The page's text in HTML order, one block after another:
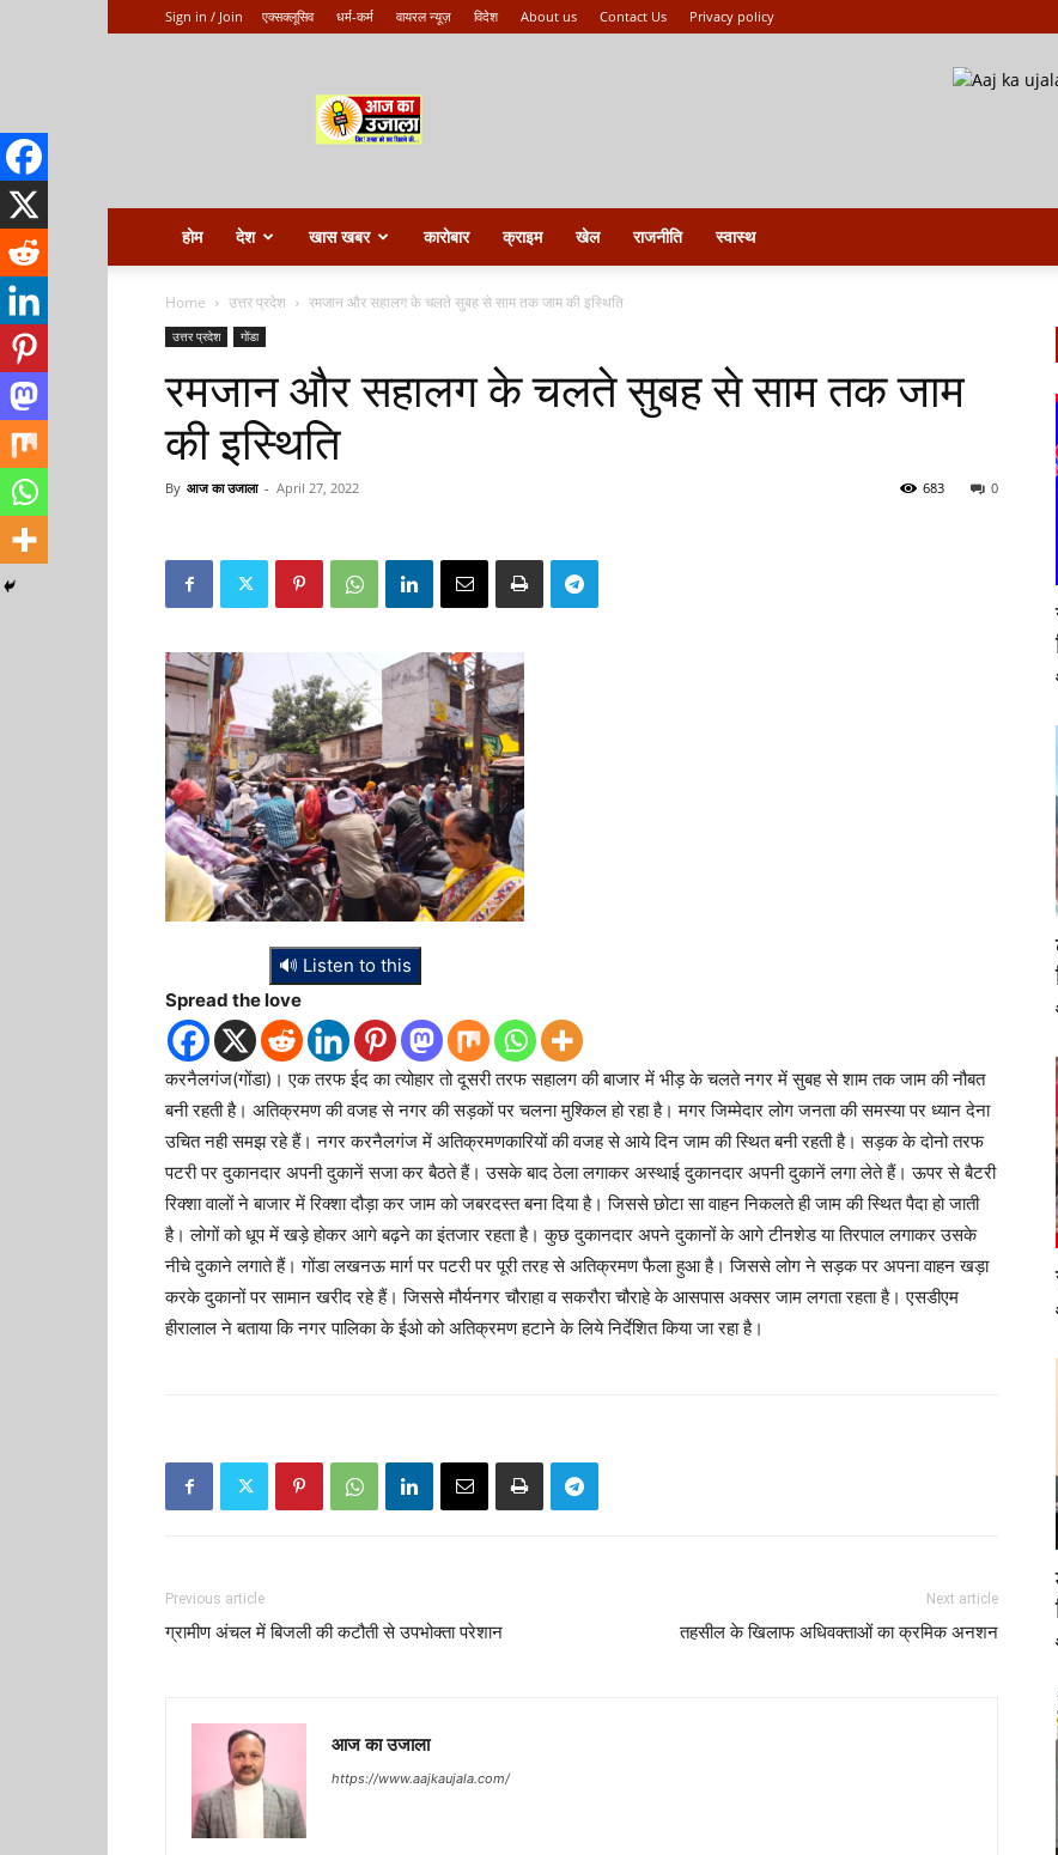
Sign in / Join एक्सक्लूसिव धर्म-कर्म वायरल न्यूज़ विदेश About us Contact Us Privacy policy
ka
ujala
होम देश खास खबर कारोबार क्राइम खेल राजनीति स्वास्थ
Home उत्तर प्रदेश रमजान और सहालग के चलते सुबह से साम तक जाम की इस्थिति
उत्तर प्रदेश गोंडा
रमजान और सहालग के चलते सुबह से साम तक जाम
की इस्थिति
By आज का उजाला - April 27, 2022 0
683
🔊 Listen to this
Spread the love
करनैलगंज(गोंडा)। एक तरफ ईद का त्योहार तो दूसरी तरफ सहालग की बाजार में भीड़ के चलते नगर में सुबह से शाम तक जाम की नौबत
बनी रहती है। अतिक्रमण की वजह से नगर की सड़कों पर चलना मुश्किल हो रहा है। मगर जिम्मेदार लोग जनता की समस्या पर ध्यान देना
उचित नही समझ रहे हैं। नगर करनैलगंज में अतिक्रमणकारियों की वजह से आये दिन जाम की स्थित बनी रहती है। सड़क के दोनो तरफ
पटरी पर दुकानदार अपनी दुकानें सजा कर बैठते हैं। उसके बाद ठेला लगाकर अस्थाई दुकानदार अपनी दुकानें लगा लेते हैं। ऊपर से बैटरी
रिक्शा वालों ने बाजार में रिक्शा दौड़ा कर जाम को जबरदस्त बना दिया है। जिससे छोटा सा वाहन निकलते ही जाम की स्थित पैदा हो जाती
है। लोगों को धूप में खड़े होकर आगे बढ़ने का इंतजार रहता है। कुछ दुकानदार अपने दुकानों के आगे टीनशेड या तिरपाल लगाकर उसके
नीचे दुकाने लगाते हैं। गोंडा लखनऊ मार्ग पर पटरी पर पूरी तरह से अतिक्रमण फैला हुआ है। जिससे लोग ने सड़क पर अपना वाहन खड़ा
करके दुकानों पर सामान खरीद रहे हैं। जिससे मौर्यनगर चौराहा व सकरौरा चौराहे के आसपास अक्सर जाम लगता रहता है। एसडीएम
हीरालाल ने बताया कि नगर पालिका के ईओ को अतिक्रमण हटाने के लिये निर्देशित किया जा रहा है।
Previous article
ग्रामीण अंचल में बिजली की कटौती से उपभोक्ता परेशान
Next article
तहसील के खिलाफ अधिवक्ताओं का क्रमिक अनशन
आज का उजाला
https://www.aajkaujala.com/